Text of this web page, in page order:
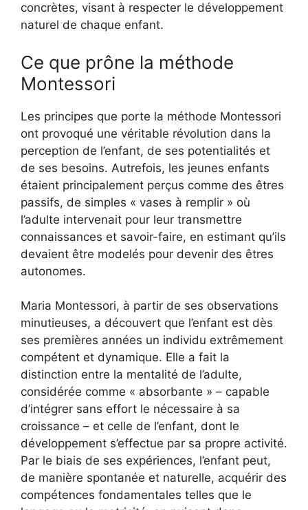
concrètes, visant à respecter le développement
naturel de chaque enfant.
Ce que prône la méthode
Montessori
Les principes que porte la méthode Montessori
ont provoqué une véritable révolution dans la
perception de l’enfant, de ses potentialités et
de ses besoins. Autrefois, les jeunes enfants
étaient principalement perçus comme des êtres
passifs, de simples « vases à remplir » où
l’adulte intervenait pour leur transmettre
connaissances et savoir-faire, en estimant qu’ils
devaient être modelés pour devenir des êtres
autonomes.
Maria Montessori, à partir de ses observations
minutieuses, a découvert que l’enfant est dès
ses premières années un individu extrêmement
compétent et dynamique. Elle a fait la
distinction entre la mentalité de l’adulte,
considérée comme « absorbante » – capable
d’intégrer sans effort le nécessaire à sa
croissance – et celle de l’enfant, dont le
développement s’effectue par sa propre activité.
Par le biais de ses expériences, l’enfant peut,
de manière spontanée et naturelle, acquérir des
compétences fondamentales telles que le